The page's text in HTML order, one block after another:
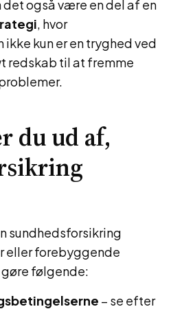
det også være en del af en
, hvor
kun er en tryghed ved
redskab til at fremme
du ud af,
sundhedsforsikring
eller forebyggende
følgende:
– se efter